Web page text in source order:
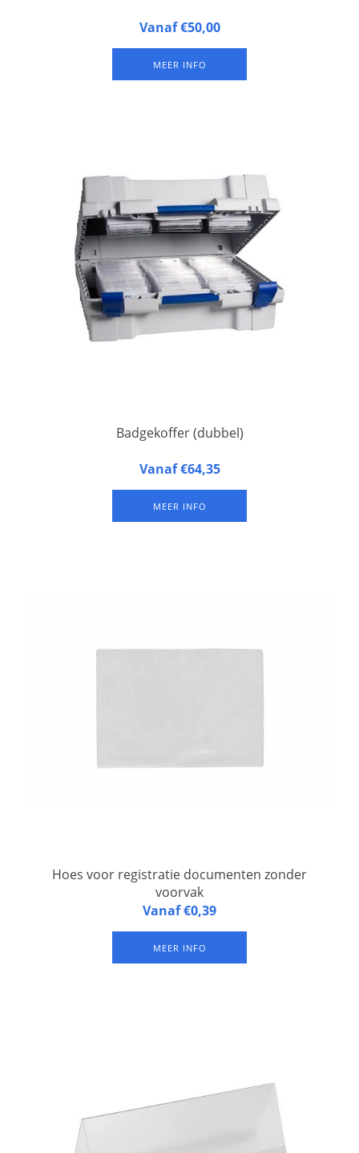
Badgekoffer, geschikt voor 1 badgeplateau. Ongeveer 100
badges). Deze koffer wordt zonder badgeplateau geleverd.
Vanaf €50,00
MEER INFO
Badgekoffer (dubbel)
Badgekoffer, geschikt voor 2 badgeplateau's. Ongeveer 100
badges). Deze koffer wordt zonder badgeplateau's geleverd.
Vanaf €64,35
MEER INFO
Hoes voor registratie documenten zonder
voorvak
A5 zacht kunststof hoes voor registratie documenten zonder
Vanaf €0,39
MEER INFO